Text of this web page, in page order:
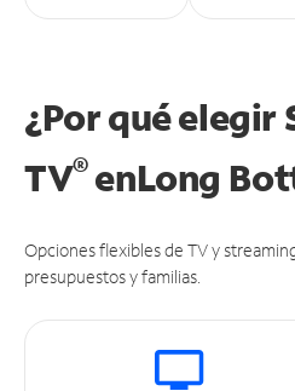
¿Por qué elegir
TV®enLong
Opciones flexibles de TV y
presupuestos y familias.